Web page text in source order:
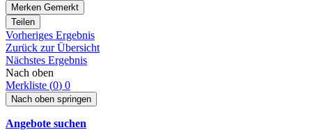
Merken Gemerkt
Teilen
Vorheriges Ergebnis
Zurück zur Übersicht
Nächstes Ergebnis
Nach oben
Merkliste (0) 0
Nach oben springen
Angebote suchen